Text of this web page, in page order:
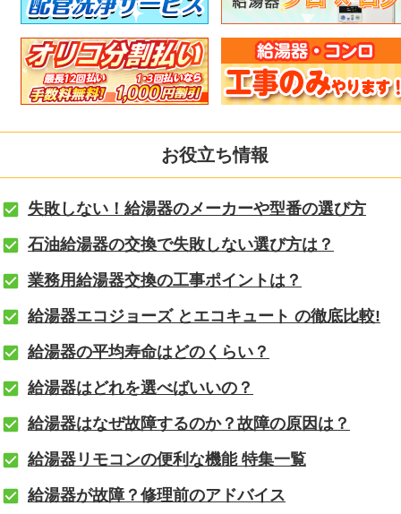
お役立ち情報
失敗しない！給湯器のメーカーや型番の選び方
石油給湯器の交換で失敗しない選び方は？
業務用給湯器交換の工事ポイントは？
給湯器エコジョーズ とエコキュート の徹底比較!
給湯器の平均寿命はどのくらい？
給湯器はどれを選べばいいの？
給湯器はなぜ故障するのか？故障の原因は？
給湯器リモコンの便利な機能 特集一覧
給湯器が故障？修理前のアドバイス